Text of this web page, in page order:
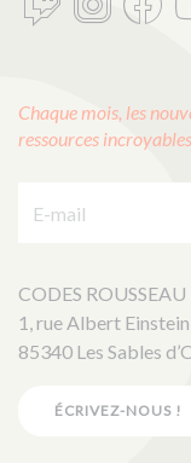
Chaque mois, les
ressources
CODES ROUSSEAU
1, rue Albert Einstein
85340 Les Sables
ÉCRIVEZ-NOUS !